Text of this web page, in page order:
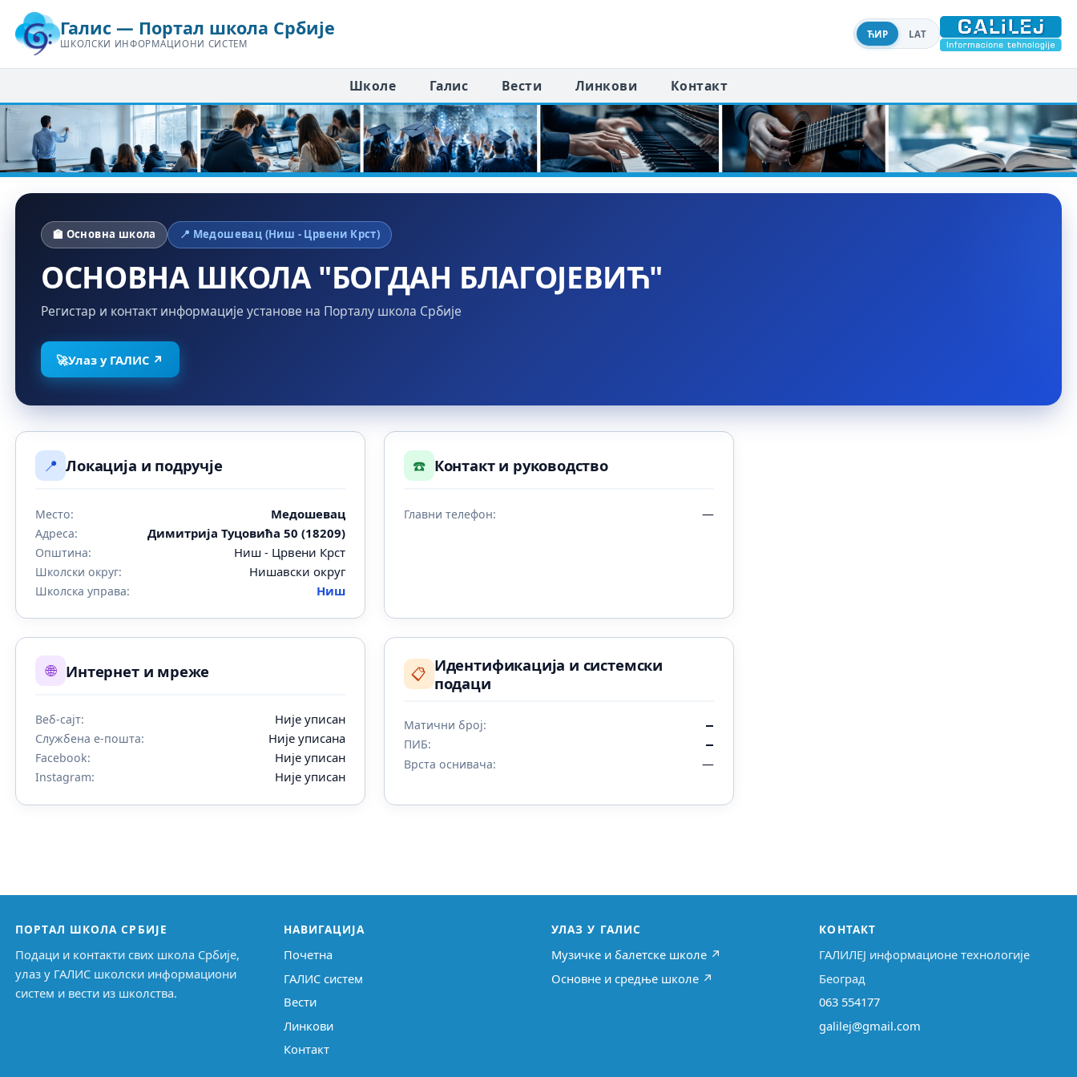
Галис — Портал школа Србије
ШКОЛСКИ ИНФОРМАЦИОНИ СИСТЕМ
ЋИР LAT
Школе Галис Вести Линкови Контакт
🏫 Основна школа 📍 Медошевац (Ниш - Црвени Крст)
ОСНОВНА ШКОЛА "БОГДАН БЛАГОЈЕВИЋ"
Регистар и контакт информације установе на Порталу школа Србије
🚀Улаз у ГАЛИС ↗
📍 Локација и подручје
Место: Медошевац
Адреса: Димитрија Туцовића 50 (18209)
Општина: Ниш - Црвени Крст
Школски округ: Нишавски округ
Школска управа: Ниш
☎️ Контакт и руководство
Главни телефон: —
🌐 Интернет и мреже
Веб-сајт: Није уписан
Службена е-пошта: Није уписана
Facebook: Није уписан
Instagram: Није уписан
📋 Идентификација и системски
подаци
Матични број: —
ПИБ: —
Врста оснивача: —
ПОРТАЛ ШКОЛА СРБИЈЕ
Подаци и контакти свих школа Србије,
улаз у ГАЛИС школски информациони
систем и вести из школства.
НАВИГАЦИЈА
Почетна
ГАЛИС систем
Вести
Линкови
Контакт
УЛАЗ У ГАЛИС
Музичке и балетске школе ↗
Основне и средње школе ↗
КОНТАКТ
ГАЛИЛЕЈ информационе технологије
Београд
063 554177
galilej@gmail.com